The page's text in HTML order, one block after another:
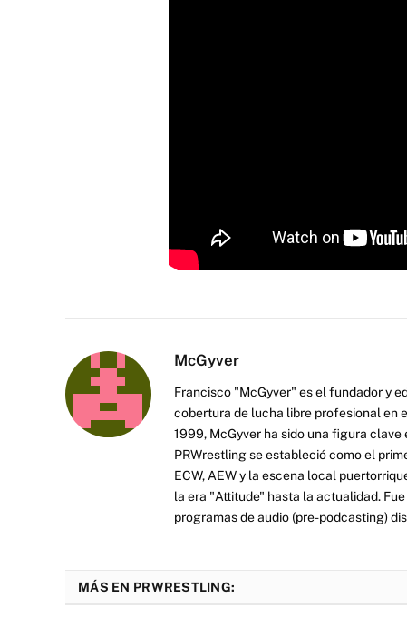
McGyver
Francisco "McGyver" es el fundador y
cobertura de lucha libre profesional en
1999, McGyver ha sido una figura
PRWrestling se estableció como el
ECW, AEW y la escena local
la era "Attitude" hasta la actualidad.
programas de audio (pre-podcasting)
MÁS EN PRWRESTLING: